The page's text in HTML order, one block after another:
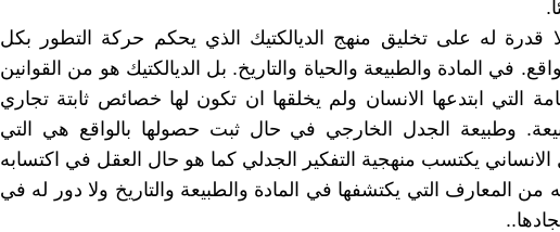
قدرة له على تخليق منهج الديالكتيك الذي يحكم حركة التطور بكل
في المادة والطبيعة والحياة والتاريخ. بل الديالكتيك هو من القوانين
التي ابتدعها الانسان ولم يخلقها ان تكون لها خصائص ثابتة تجاري
وطبيعة الجدل الخارجي في حال ثبت حصولها بالواقع هي التي
يكتسب منهجية التفكير الجدلي كما هو حال العقل في اكتسابه
من المعارف التي يكتشفها في المادة والطبيعة والتاريخ ولا دور له في